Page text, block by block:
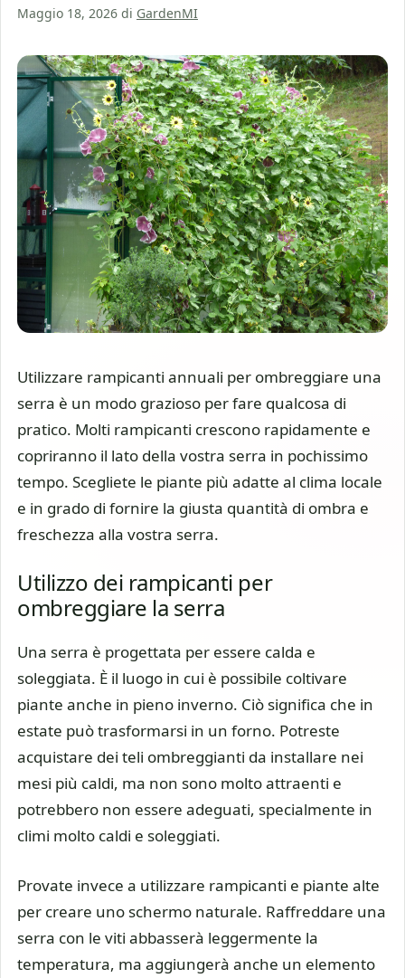
Maggio 18, 2026 di GardenMI
Utilizzare rampicanti annuali per ombreggiare una
serra è un modo grazioso per fare qualcosa di
pratico. Molti rampicanti crescono rapidamente e
copriranno il lato della vostra serra in pochissimo
tempo. Scegliete le piante più adatte al clima locale
e in grado di fornire la giusta quantità di ombra e
freschezza alla vostra serra.
Utilizzo dei rampicanti per
ombreggiare la serra
Una serra è progettata per essere calda e
soleggiata. È il luogo in cui è possibile coltivare
piante anche in pieno inverno. Ciò significa che in
estate può trasformarsi in un forno. Potreste
acquistare dei teli ombreggianti da installare nei
mesi più caldi, ma non sono molto attraenti e
potrebbero non essere adeguati, specialmente in
climi molto caldi e soleggiati.
Provate invece a utilizzare rampicanti e piante alte
per creare uno schermo naturale. Raffreddare una
serra con le viti abbasserà leggermente la
temperatura, ma aggiungerà anche un elemento